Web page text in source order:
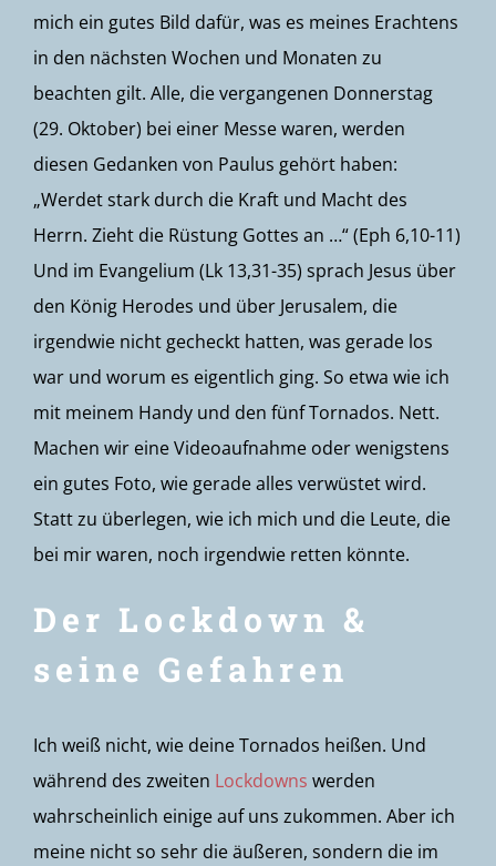
mich ein gutes Bild dafür, was es meines Erachtens
in den nächsten Wochen und Monaten zu
beachten gilt. Alle, die vergangenen Donnerstag
(29. Oktober) bei einer Messe waren, werden
diesen Gedanken von Paulus gehört haben:
„Werdet stark durch die Kraft und Macht des
Herrn. Zieht die Rüstung Gottes an …“ (Eph 6,10-11)
Und im Evangelium (Lk 13,31-35) sprach Jesus über
den König Herodes und über Jerusalem, die
irgendwie nicht gecheckt hatten, was gerade los
war und worum es eigentlich ging. So etwa wie ich
mit meinem Handy und den fünf Tornados. Nett.
Machen wir eine Videoaufnahme oder wenigstens
ein gutes Foto, wie gerade alles verwüstet wird.
Statt zu überlegen, wie ich mich und die Leute, die
bei mir waren, noch irgendwie retten könnte.
Der Lockdown &
seine Gefahren
Ich weiß nicht, wie deine Tornados heißen. Und
während des zweiten Lockdowns werden
wahrscheinlich einige auf uns zukommen. Aber ich
meine nicht so sehr die äußeren, sondern die im